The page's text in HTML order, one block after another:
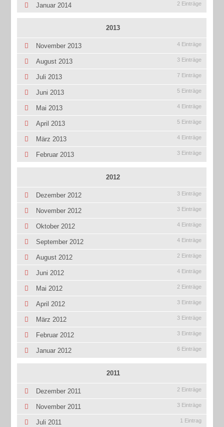
Januar 2014 2 Einträge
2013
November 2013 4 Einträge
August 2013 3 Einträge
Juli 2013 7 Einträge
Juni 2013 5 Einträge
Mai 2013 4 Einträge
April 2013 5 Einträge
März 2013 4 Einträge
Februar 2013 3 Einträge
2012
Dezember 2012 3 Einträge
November 2012 3 Einträge
Oktober 2012 4 Einträge
September 2012 4 Einträge
August 2012 2 Einträge
Juni 2012 4 Einträge
Mai 2012 2 Einträge
April 2012 3 Einträge
März 2012 3 Einträge
Februar 2012 3 Einträge
Januar 2012 6 Einträge
2011
Dezember 2011 2 Einträge
November 2011 3 Einträge
Juli 2011 1 Eintrag